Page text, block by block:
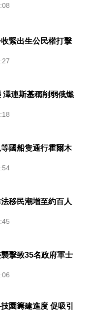
緊出生公民權打擊
澤連斯基稱削弱俄燃
國船隻通行霍爾木
移民潮增至約百人
擊致35名政府軍士
園籌建進度 促吸引